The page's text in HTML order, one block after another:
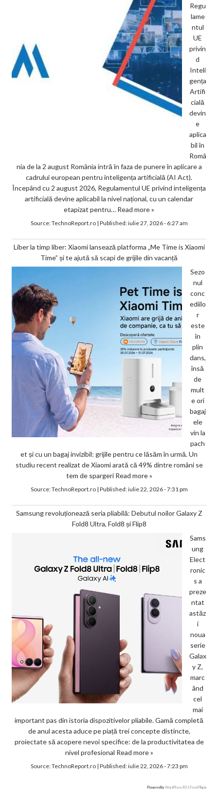
Regu
lame
ntul
UE
privin
d
Inteli
gența
Artifi
cială
devin
e
aplica
bil în
Româ
nia de la 2 august România intră în faza de punere în aplicare a
cadrului european pentru inteligența artificială (AI Act).
Începând cu 2 august 2026, Regulamentul UE privind inteligența
artificială devine aplicabil la nivel național, cu un calendar
etapizat pentru… Read more »
Source:TechnoReport.ro| Published:iulie 27, 2026 - 6:27 am
Liber la timp liber: Xiaomi lansează platforma „Me Time is Xiaomi
Time” și te ajută să scapi de grijile din vacanță
Sezo
nul
conc
ediilo
r
este
în
plin
dans,
însă
de
mult
e ori
bagaj
ele
vin la
pach
et și cu un bagaj invizibil: grijile pentru ce lăsăm în urmă. Un
studiu recent realizat de Xiaomi arată că 49% dintre români se
tem de spargeri Read more »
Source:TechnoReport.ro| Published:iulie 22, 2026 - 7:31 pm
Samsung revoluționează seria pliabilă: Debutul noilor Galaxy Z
Fold8 Ultra, Fold8 și Flip8
Sams
ung
Elect
ronic
s a
preze
ntat
astăz
i
noua
serie
Galax
y Z,
marc
ând
cel
mai
important pas din istoria dispozitivelor pliabile. Gamă completă
de anul acesta aduce pe piață trei concepte distincte,
proiectate să acopere nevoi specifice: de la productivitatea de
nivel profesional Read more »
Source:TechnoReport.ro| Published:iulie 22, 2026 - 7:23 pm
Powered byWordPress RSS Feed Plugin